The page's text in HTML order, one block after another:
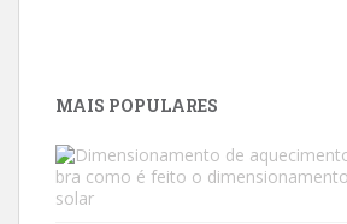
MAIS POPULARES
bra como é feito o
solar